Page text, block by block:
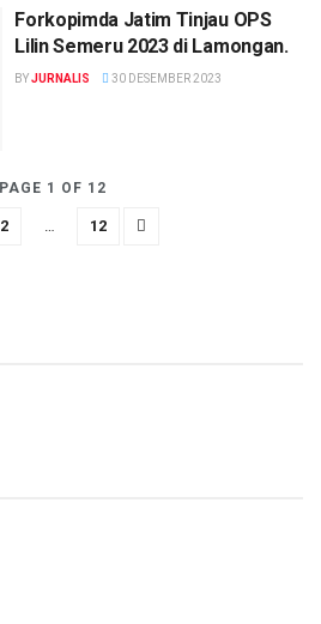
Forkopimda Jatim Tinjau OPS
Lilin Semeru 2023 di Lamongan.
BYJURNALIS 30 DESEMBER 2023
PAGE 1 OF 12
2 12